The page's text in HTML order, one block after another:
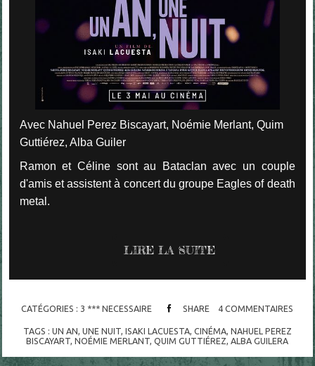
Avec Nahuel Perez Biscayart, Noémie Merlant, Quim
Guttiérez, Alba Guiler
Ramon et Céline sont au Bataclan avec un couple
d'amis et assistent à concert du groupe Eagles of death
metal.
LIRE LA SUITE
CATÉGORIES : 3 *** NECESSAIRE SHARE 4 COMMENTAIRES
TAGS : UN AN, UNE NUIT, ISAKI LACUESTA, CINÉMA, NAHUEL PEREZ
BISCAYART,NOÉMIE MERLANT,QUIM GUTTIÉREZ,ALBA GUILERA